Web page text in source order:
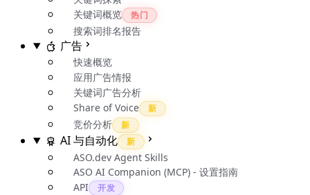
关键词概览
热门
搜索词排名报告
广告
快速概览
应用广告情报
关键词广告分析
Share of Voice
新
竞价分析 新
AI 与自动化 新
ASO.dev Agent Skills
ASO AI Companion (MCP) - 设置指南
API
开发